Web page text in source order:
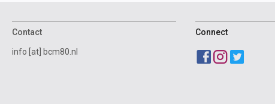
Contact
info [at] bcm80.nl
Connect